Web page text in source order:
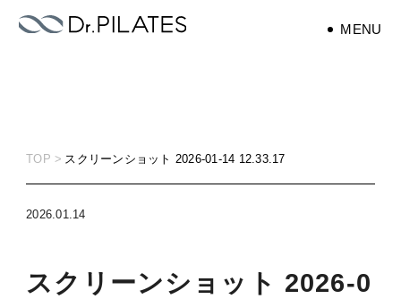
TOP スクリーンショット 2026-01-14 12.33.17
2026.01.14
スクリーンショット 2026-0
ピラティス
MENU